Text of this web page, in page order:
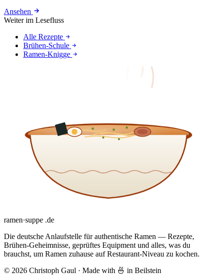
Ansehen
Weiter im Lesefluss
Alle Rezepte
Brühen-Schule
Ramen-Knigge
ramen·suppe .de
Die deutsche Anlaufstelle für authentische Ramen — Rezepte,
Brühen-Geheimnisse, geprüftes Equipment und alles, was du
brauchst, um Ramen zuhause auf Restaurant-Niveau zu kochen.
© 2026 Christoph Gaul · Made with 🍜 in Beilstein